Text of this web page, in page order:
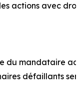
actions avec
du mandataire ad
défaillants